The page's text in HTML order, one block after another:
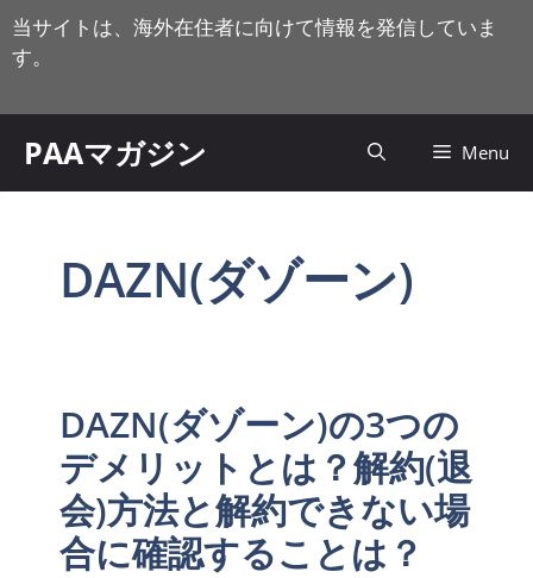
コ
ン
テ
ス
当サイトは、海外在住者に向けて情報を発信していま
す。
PAAマガジン Menu
DAZN(ダゾーン)
DAZN(ダゾーン)の3つの
デメリットとは？解約(退
会)方法と解約できない場
合に確認することは？